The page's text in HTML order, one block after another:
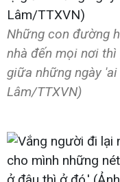
Những con đường
nhà đến mọi nơi thì
giữa những ngày
Lâm/TTXVN)